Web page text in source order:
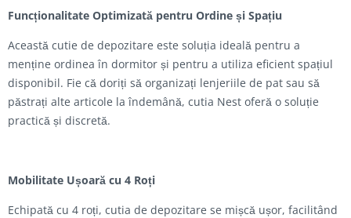
Funcționalitate Optimizată pentru Ordine și Spațiu
Această cutie de depozitare este soluția ideală pentru a
menține ordinea în dormitor și pentru a utiliza eficient spațiul
disponibil. Fie că doriți să organizați lenjeriile de pat sau să
păstrați alte articole la îndemână, cutia Nest oferă o soluție
practică și discretă.
Mobilitate Ușoară cu 4 Roți
Echipată cu 4 roți, cutia de depozitare se mișcă ușor, facilitând